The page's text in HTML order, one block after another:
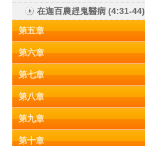
在迦百農趕鬼醫病 (4:31-44)
第五章
第六章
第七章
第八章
第九章
第十章